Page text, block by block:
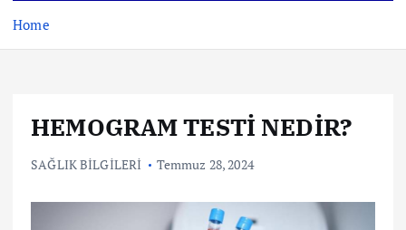
Home
HEMOGRAM TESTİ NEDİR?
SAĞLIK BİLGİLERİ Temmuz 28, 2024